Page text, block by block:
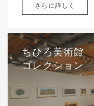
さらに詳しく
ちひろ美術館
コレクション